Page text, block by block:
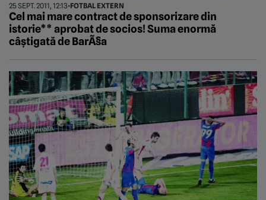
25 SEPT. 2011, 12:13•FOTBAL EXTERN
Cel mai mare contract de sponsorizare din
istorie** aprobat de socios! Suma enormă
câștigată de BarÃ§a